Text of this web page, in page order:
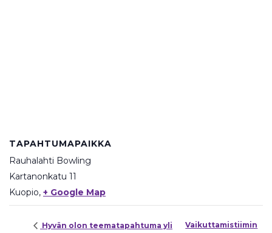
TAPAHTUMAPAIKKA
Rauhalahti Bowling
Kartanonkatu 11
Kuopio, + Google Map
Hyvän olon teematapahtuma yli
Vaikuttamistiimin